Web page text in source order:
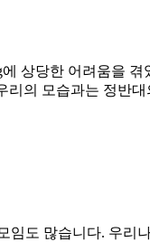
상당한 어려움을
의 모습과는 정반
임도 많습니다. 우리